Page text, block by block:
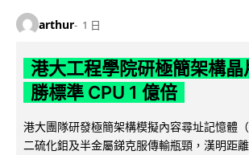
arthur 1 日
港大工程學院研極簡架構晶
勝標準 CPU 1 億倍
港大團隊研發極簡架構模擬內容尋址記憶體
二硫化鉬及半金屬銻克服傳輸瓶頸，漢明距